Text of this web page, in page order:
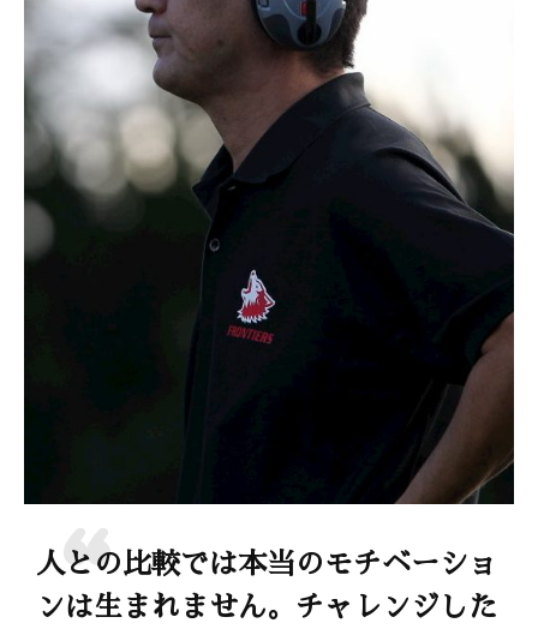
人との比較では本当のモチベーショ
ンは生まれません。チャレンジした